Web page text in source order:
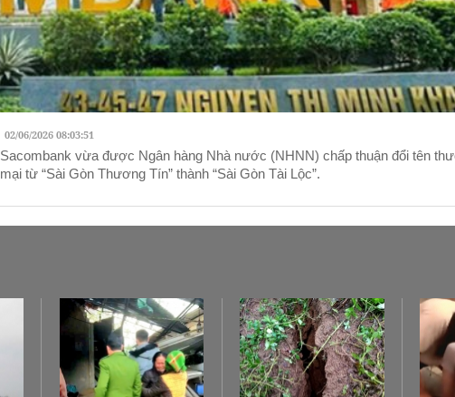
02/06/2026 08:03:51
Sacombank vừa được Ngân hàng Nhà nước (NHNN) chấp thuận đổi tên
mại từ “Sài Gòn Thương Tín” thành “Sài Gòn Tài Lộc”.